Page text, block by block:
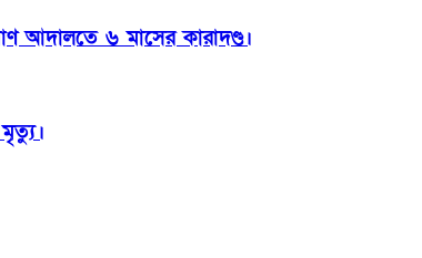
আদালতে ৬ মাসের কারাদণ্ড।